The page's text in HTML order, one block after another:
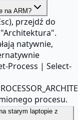
na ARM?
przejdź do
"Architektura".
natywnie,
Process | Select-
procesu.
starym laptopie z